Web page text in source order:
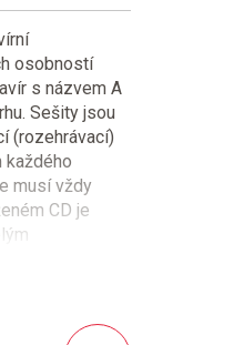
osobností
s názvem A
Sešity jsou
(rozehrávací)
každého
musí vždy
CD je
samotné
hrou nebo